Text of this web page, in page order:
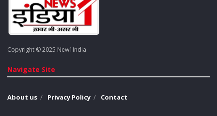
Copyright © 2025 New1India
Navigate Site
About us Privacy Policy Contact